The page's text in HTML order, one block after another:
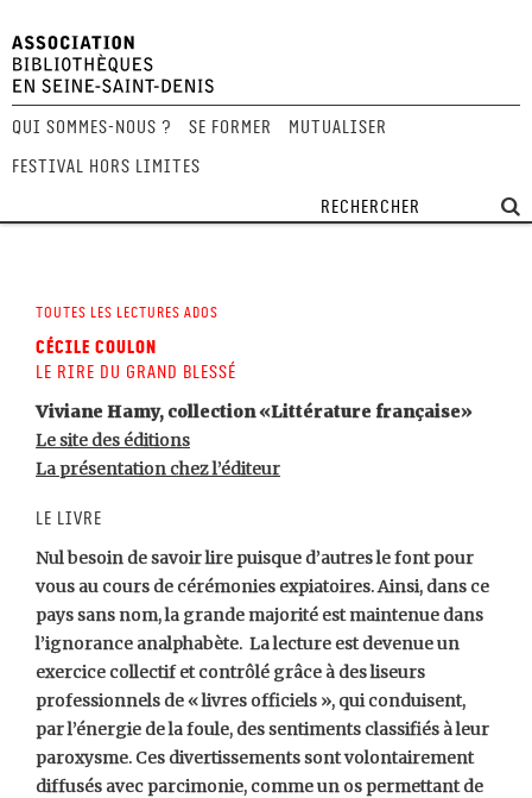
Qui sommes-nous ? Se former
Mutualiser
Festival Hors Limites
Toutes les lectures ados
Cécile Coulon
Le Rire du grand blessé
Viviane Hamy, collection «Littérature française»
Le site des éditions
La présentation chez l’éditeur
Le livre
Nul besoin de savoir lire puisque d’autres le font pour
vous au cours de cérémonies expiatoires. Ainsi, dans ce
pays sans nom, la grande majorité est maintenue dans
l’ignorance analphabète. La lecture est devenue un
exercice collectif et contrôlé grâce à des liseurs
professionnels de « livres officiels », qui conduisent,
par l’énergie de la foule, des sentiments classifiés à leur
paroxysme. Ces divertissements sont volontairement
diffusés avec parcimonie, comme un os permettant de